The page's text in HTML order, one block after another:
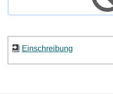
Einschreibung